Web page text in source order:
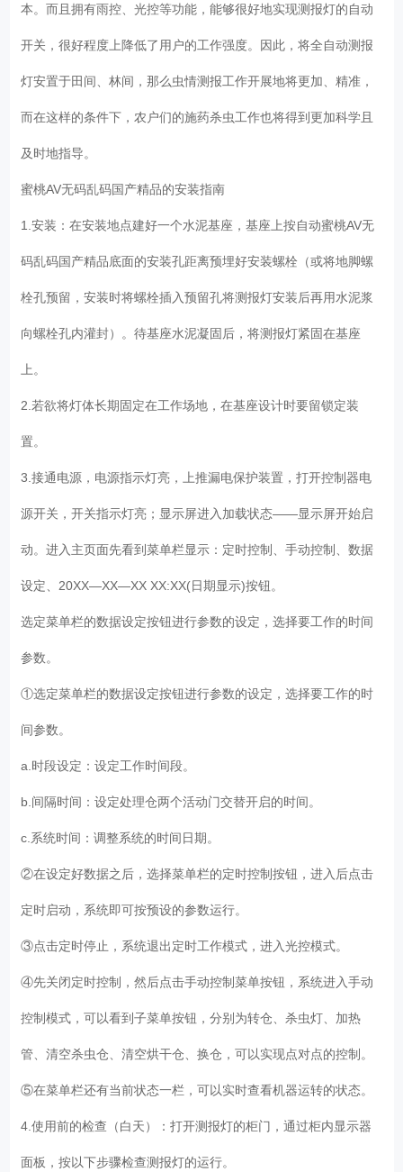
本。而且拥有雨控、光控等功能，能够很好地实现测报灯的自动
开关，很好程度上降低了用户的工作强度。因此，将全自动测报
灯安置于田间、林间，那么虫情测报工作开展地将更加、精准，
而在这样的条件下，农户们的施药杀虫工作也将得到更加科学且
及时地指导。
蜜桃AV无码乱码国产精品的安装指南
1.安装：在安装地点建好一个水泥基座，基座上按自动蜜桃AV无
码乱码国产精品底面的安装孔距离预埋好安装螺栓（或将地脚螺
栓孔预留，安装时将螺栓插入预留孔将测报灯安装后再用水泥浆
向螺栓孔内灌封）。待基座水泥凝固后，将测报灯紧固在基座
上。
2.若欲将灯体长期固定在工作场地，在基座设计时要留锁定装
置。
3.接通电源，电源指示灯亮，上推漏电保护装置，打开控制器电
源开关，开关指示灯亮；显示屏进入加载状态——显示屏开始启
动。进入主页面先看到菜单栏显示：定时控制、手动控制、数据
设定、20XX—XX—XX XX:XX(日期显示)按钮。
选定菜单栏的数据设定按钮进行参数的设定，选择要工作的时间
参数。
①选定菜单栏的数据设定按钮进行参数的设定，选择要工作的时
间参数。
a.时段设定：设定工作时间段。
b.间隔时间：设定处理仓两个活动门交替开启的时间。
c.系统时间：调整系统的时间日期。
②在设定好数据之后，选择菜单栏的定时控制按钮，进入后点击
定时启动，系统即可按预设的参数运行。
③点击定时停止，系统退出定时工作模式，进入光控模式。
④先关闭定时控制，然后点击手动控制菜单按钮，系统进入手动
控制模式，可以看到子菜单按钮，分别为转仓、杀虫灯、加热
管、清空杀虫仓、清空烘干仓、换仓，可以实现点对点的控制。
⑤在菜单栏还有当前状态一栏，可以实时查看机器运转的状态。
4.使用前的检查（白天）：打开测报灯的柜门，通过柜内显示器
面板，按以下步骤检查测报灯的运行。